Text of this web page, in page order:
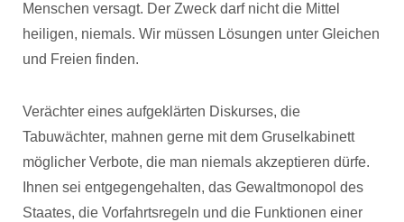
Menschen versagt. Der Zweck darf nicht die Mittel
heiligen, niemals. Wir müssen Lösungen unter Gleichen
und Freien finden.
Verächter eines aufgeklärten Diskurses, die
Tabuwächter, mahnen gerne mit dem Gruselkabinett
möglicher Verbote, die man niemals akzeptieren dürfe.
Ihnen sei entgegengehalten, das Gewaltmonopol des
Staates, die Vorfahrtsregeln und die Funktionen einer